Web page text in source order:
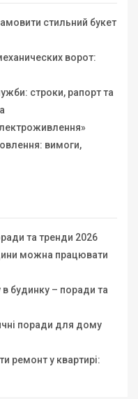
стильний букет
ворот:
строки, рапорт та
вимоги,
та тренди 2026
можна працювати
будинку – поради та
поради для дому
ремонт у квартирі: